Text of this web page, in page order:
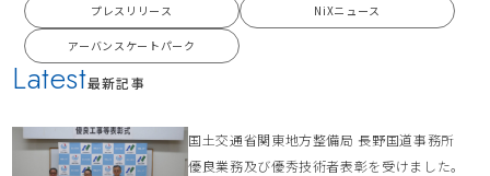
Latest最新記事
国土交通省関東地方整備局 長野国道事務所
優良業務及び優秀技術者表彰を受けました。
プレスリリース NiXニュース
アーバンスケートパーク